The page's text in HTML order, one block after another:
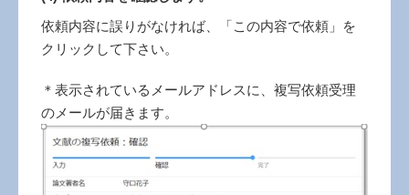
依頼内容に誤りがなければ、「この内容で依頼」を
クリックして下さい。
＊表示されているメールアドレスに、複写依頼受理
のメールが届きます。